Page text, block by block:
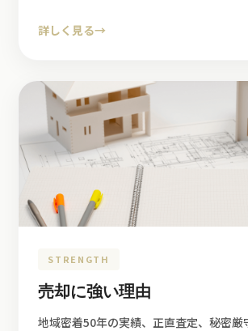
詳しく見る→
STRENGTH
売却に強い理由
地域密着50年の実績、正直査定、秘密厳